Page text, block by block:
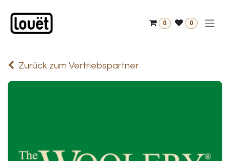
0 0
Zurück zum Vertriebspartner